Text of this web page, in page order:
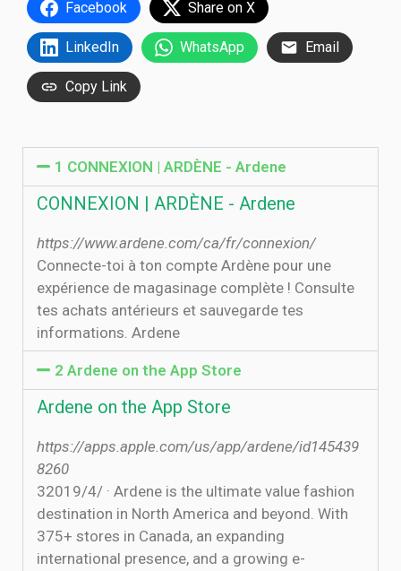
Facebook Share on X
LinkedIn WhatsApp Email
Copy Link
1 CONNEXION | ARDÈNE - Ardene
CONNEXION | ARDÈNE - Ardene
https://www.ardene.com/ca/fr/connexion/
Connecte-toi à ton compte Ardène pour une
expérience de magasinage complète ! Consulte
tes achats antérieurs et sauvegarde tes
informations. Ardene
2 ‎Ardene on the App Store
‎Ardene on the App Store
https://apps.apple.com/us/app/ardene/id145439
8260
3‏‏/4‏‏/2019 · Ardene is the ultimate value fashion
destination in North America and beyond. With
375+ stores in Canada, an expanding
international presence, and a growing e-